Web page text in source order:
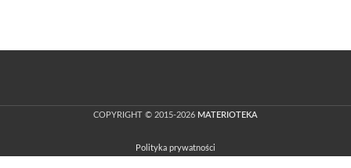
COPYRIGHT © 2015-2026 MATERIOTEKA
Polityka prywatności